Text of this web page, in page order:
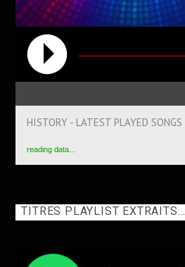
HISTORY - LATEST PLAYED SONGS
reading data...
TITRES PLAYLIST EXTRAITS…